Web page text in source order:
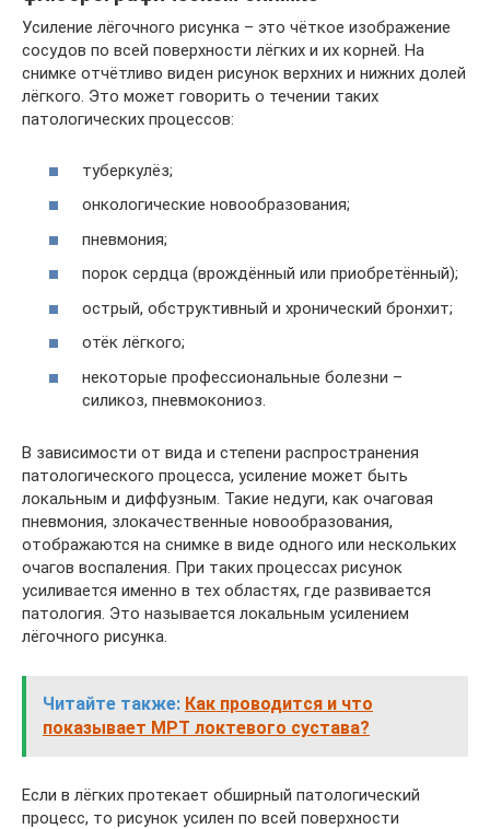
Усиление лёгочного рисунка – это чёткое изображение
сосудов по всей поверхности лёгких и их корней. На
снимке отчётливо виден рисунок верхних и нижних долей
лёгкого. Это может говорить о течении таких
патологических процессов:
туберкулёз;
онкологические новообразования;
пневмония;
порок сердца (врождённый или приобретённый);
острый, обструктивный и хронический бронхит;
отёк лёгкого;
некоторые профессиональные болезни –
силикоз, пневмокониоз.
В зависимости от вида и степени распространения
патологического процесса, усиление может быть
локальным и диффузным. Такие недуги, как очаговая
пневмония, злокачественные новообразования,
отображаются на снимке в виде одного или нескольких
очагов воспаления. При таких процессах рисунок
усиливается именно в тех областях, где развивается
патология. Это называется локальным усилением
лёгочного рисунка.
Читайте также: Как проводится и что
показывает МРТ локтевого сустава?
Если в лёгких протекает обширный патологический
процесс, то рисунок усилен по всей поверхности